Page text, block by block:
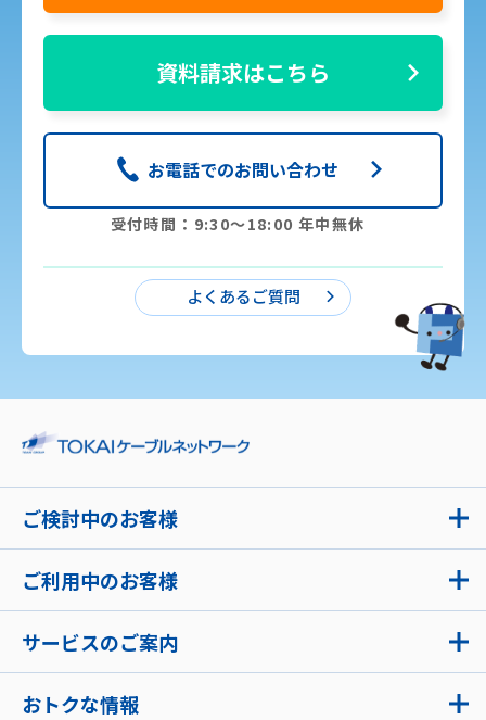
資料請求はこちら
お電話でのお問い合わせ
受付時間：9:30〜18:00 年中無休
よくあるご質問
ご検討中のお客様
ご利用中のお客様
サービスのご案内
おトクな情報